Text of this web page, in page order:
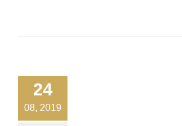
24
08, 2019